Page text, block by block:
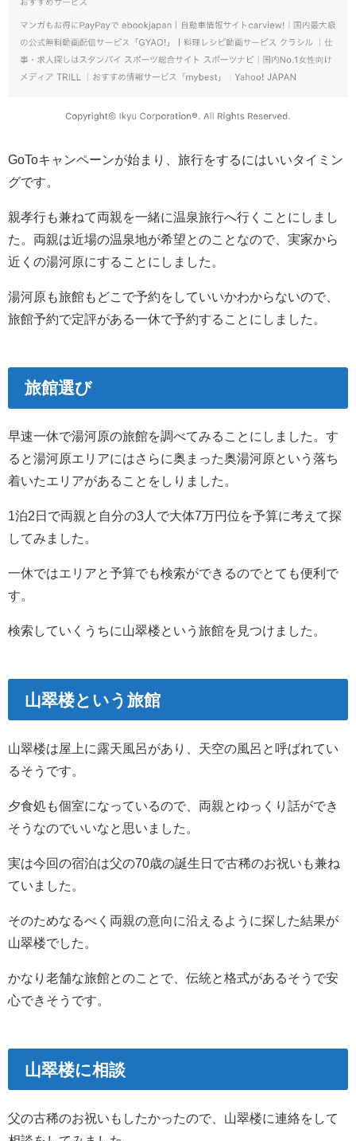
GoToキャンペーンが始まり、旅行をするにはいいタイミン
グです。
親孝行も兼ねて両親を一緒に温泉旅行へ行くことにしまし
た。両親は近場の温泉地が希望とのことなので、実家から
近くの湯河原にすることにしました。
湯河原も旅館もどこで予約をしていいかわからないので、
旅館予約で定評がある一休で予約することにしました。
旅館選び
早速一休で湯河原の旅館を調べてみることにしました。す
ると湯河原エリアにはさらに奥まった奥湯河原という落ち
着いたエリアがあることをしりました。
1泊2日で両親と自分の3人で大体7万円位を予算に考えて探
してみました。
一休ではエリアと予算でも検索ができるのでとても便利で
す。
検索していくうちに山翠楼という旅館を見つけました。
山翠楼という旅館
山翠楼は屋上に露天風呂があり、天空の風呂と呼ばれてい
るそうです。
夕食処も個室になっているので、両親とゆっくり話ができ
そうなのでいいなと思いました。
実は今回の宿泊は父の70歳の誕生日で古稀のお祝いも兼ね
ていました。
そのためなるべく両親の意向に沿えるように探した結果が
山翠楼でした。
かなり老舗な旅館とのことで、伝統と格式があるそうで安
心できそうです。
山翠楼に相談
父の古稀のお祝いもしたかったので、山翠楼に連絡をして